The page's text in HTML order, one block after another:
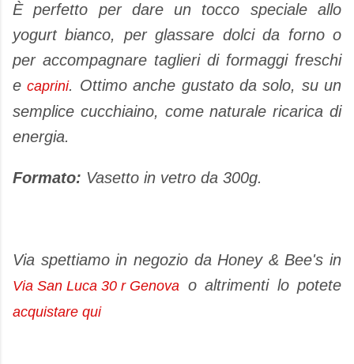
È perfetto per dare un tocco speciale allo
yogurt bianco, per glassare dolci da forno o
per accompagnare taglieri di formaggi freschi
ecaprini. Ottimo anche gustato da solo, su un
semplice cucchiaino, come naturale ricarica di
energia.
Formato: Vasetto in vetro da 300g.
Via spettiamo in negozio da Honey & Bee's in
Via San Luca 30 r Genova o altrimenti lo potete
acquistare qui